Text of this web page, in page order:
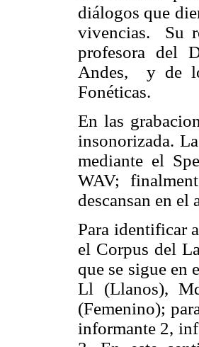
diálogos que
vivencias. Su
profesora del
Andes, y de
Fonéticas.
En las
insonorizada.
mediante el
WAV;
descansan en
Para identificar
el Corpus del
que se sigue en
Ll (Llanos),
(Femenino);
informante 2,